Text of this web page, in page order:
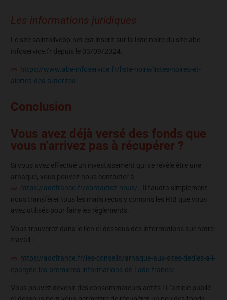
Les informations juridiques
Le site saintolivebp.net est inscrit sur la liste noire du site abe-
infoservice.fr depuis le 03/09/2024.
https://www.abe-infoservice.fr/liste-noire/listes-noires-et-
alertes-des-autorites
Conclusion
Vous avez déjà versé des fonds que
vous n’arrivez pas à récupérer ?
Si vous avez effectué un investissement qui se révèle être une
arnaque, vous pouvez nous contacter à
https://adcfrance.fr/contactez-nous/ . Il faudra simplement
nous transférer tous les mails reçus y compris les RIB que vous
avez utilisés pour faire les règlements.
Vous trouverez dans le lien ci-dessous des informations sur notre
travail :
https://adcfrance.fr/les-conseils/arnaque-aux-sites-dedies-a-l-
epargne-les-premieres-informations-de-l-adc-france/
Vous pouvez devenir des consommateurs actifs ! L’article publié